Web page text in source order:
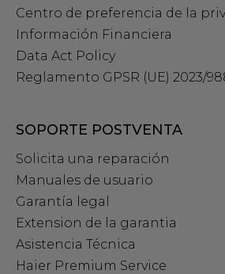
Centro de preferencia de la
Información Financiera
Data Act Policy
Reglamento GPSR (UE) 2023/
SOPORTE POSTVENTA
Solicita una reparación
Manuales de usuario
Garantía legal
Extension de la garantia
Asistencia Técnica
Haier Premium Service